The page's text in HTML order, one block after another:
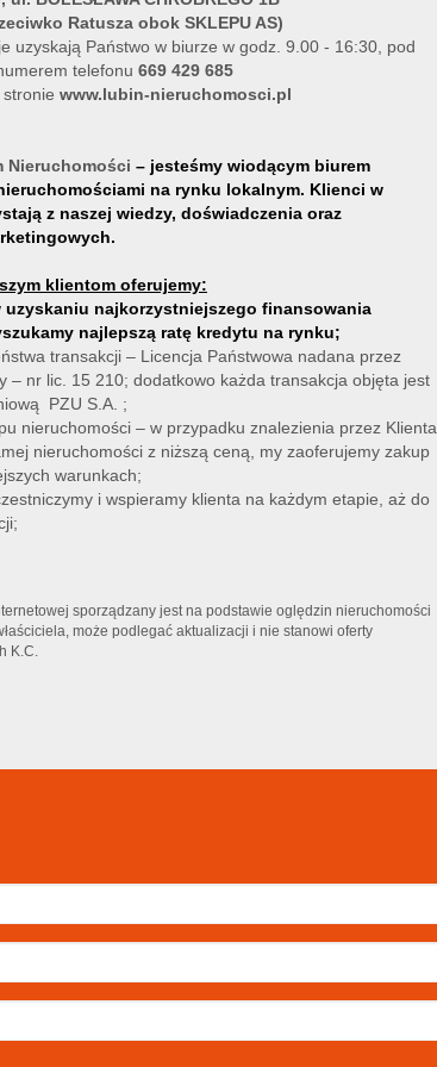
Ratusza obok SKLEPU AS)
uzyskają Państwo w biurze w godz. 9.00 - 16:30, pod
telefonu 669 429 685
www.lubin-nieruchomosci.pl
Nieruchomości – jesteśmy wiodącym biurem
na rynku lokalnym. Klienci w
z naszej wiedzy, doświadczenia oraz
klientom oferujemy:
uzyskaniu najkorzystniejszego finansowania
najlepszą ratę kredytu na rynku;
transakcji – Licencja Państwowa nadana przez
– nr lic. 15 210; dodatkowo każda transakcja objęta jest
PZU S.A. ;
nieruchomości – w przypadku znalezienia przez Klienta
nieruchomości z niższą ceną, my zaoferujemy zakup
warunkach;
i wspieramy klienta na każdym etapie, aż do
sporządzany jest na podstawie oględzin nieruchomości
może podlegać aktualizacji i nie stanowi oferty
K.C.